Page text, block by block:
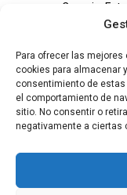
Para ofrecer las
cookies para almacenar
consentimiento de
el comportamiento de
sitio. No consentir o
negativamente a ciertas
Canaria.
información
Todos los derechos
Radio
Contacto
Aviso Legal